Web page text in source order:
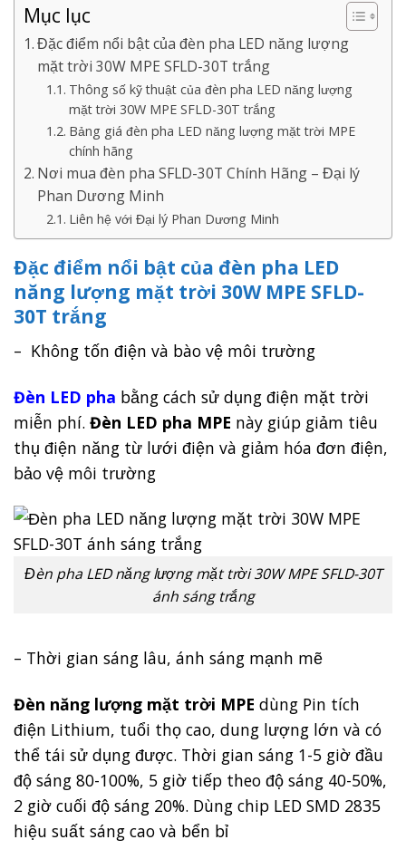
Mục lục
Đặc điểm nổi bật của đèn pha LED năng lượng
mặt trời 30W MPE SFLD-30T trắng
Thông số kỹ thuật của đèn pha LED năng lượng
mặt trời 30W MPE SFLD-30T trắng
Bảng giá đèn pha LED năng lượng mặt trời MPE
chính hãng
Nơi mua đèn pha SFLD-30T Chính Hãng – Đại lý
Phan Dương Minh
Liên hệ với Đại lý Phan Dương Minh
Đặc điểm nổi bật của đèn pha LED
năng lượng mặt trời 30W MPE SFLD-
30T trắng
– Không tốn điện và bào vệ môi trường
Đèn LED pha bằng cách sử dụng điện mặt trời
miễn phí. Đèn LED pha MPE này giúp giảm tiêu
thụ điện năng từ lưới điện và giảm hóa đơn điện,
bảo vệ môi trường
Đèn pha LED năng lượng mặt trời 30W MPE SFLD-30T
ánh sáng trắng
– Thời gian sáng lâu, ánh sáng mạnh mẽ
Đèn năng lượng mặt trời MPE dùng Pin tích
điện Lithium, tuổi thọ cao, dung lượng lớn và có
thể tái sử dụng được. Thời gian sáng 1-5 giờ đầu
độ sáng 80-100%, 5 giờ tiếp theo độ sáng 40-50%,
2 giờ cuối độ sáng 20%. Dùng chip LED SMD 2835
hiệu suất sáng cao và bển bỉ